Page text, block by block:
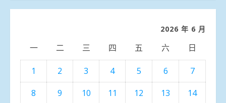
分
2026 年 6 月
一 二 三 四 五 六 日
1 2 3 4 5 6
7
8
9 10 11 12 13
14